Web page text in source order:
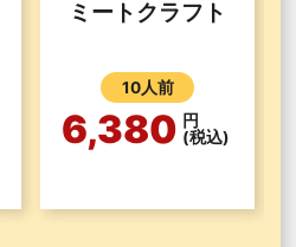
ミートクラフト
10人前
6,380 円
(税込)